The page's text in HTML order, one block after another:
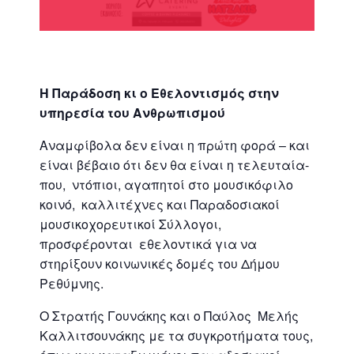
Η Παράδοση κι ο Εθελοντισμός στην
υπηρεσία του Ανθρωπισμού
Αναμφίβολα δεν είναι η πρώτη φορά – και
είναι βέβαιο ότι δεν θα είναι η τελευταία-
που, ντόπιοι, αγαπητοί στο μουσικόφιλο
κοινό, καλλιτέχνες και Παραδοσιακοί
μουσικοχορευτικοί Σύλλογοι,
προσφέρονται εθελοντικά για να
στηρίξουν κοινωνικές δομές του Δήμου
Ρεθύμνης.
Ο Στρατής Γουνάκης και ο Παύλος Μελής
Καλλιτσουνάκης με τα συγκροτήματα τους,